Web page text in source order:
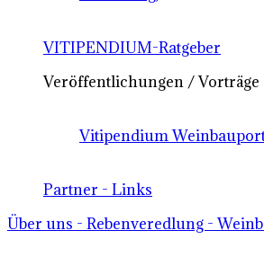
VITIPENDIUM-Ratgeber
Veröffentlichungen / Vorträge
Vitipendium
Partner - Links
Über uns - Rebenveredlung -